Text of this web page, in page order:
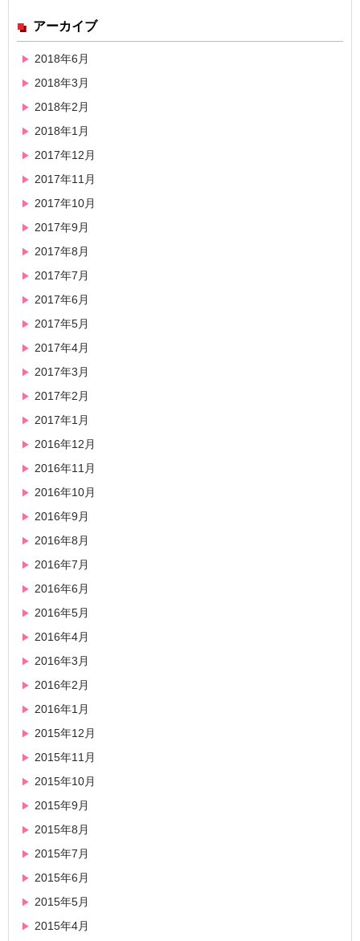
アーカイブ
2018年6月
2018年3月
2018年2月
2018年1月
2017年12月
2017年11月
2017年10月
2017年9月
2017年8月
2017年7月
2017年6月
2017年5月
2017年4月
2017年3月
2017年2月
2017年1月
2016年12月
2016年11月
2016年10月
2016年9月
2016年8月
2016年7月
2016年6月
2016年5月
2016年4月
2016年3月
2016年2月
2016年1月
2015年12月
2015年11月
2015年10月
2015年9月
2015年8月
2015年7月
2015年6月
2015年5月
2015年4月